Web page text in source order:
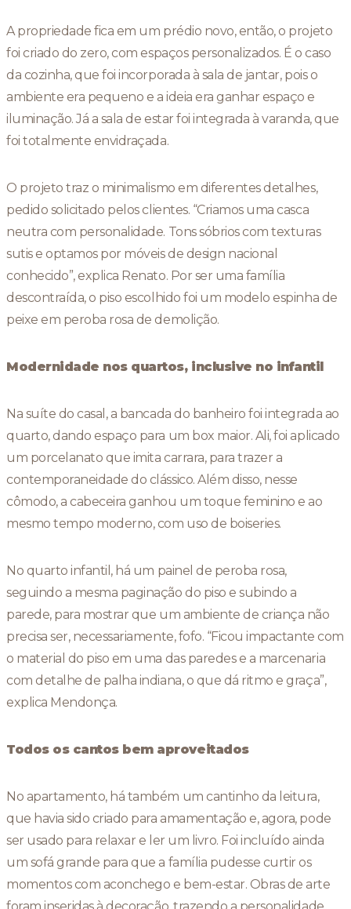
A propriedade fica em um prédio novo, então, o projeto
foi criado do zero, com espaços personalizados. É o caso
da cozinha, que foi incorporada à sala de jantar, pois o
ambiente era pequeno e a ideia era ganhar espaço e
iluminação. Já a sala de estar foi integrada à varanda, que
foi totalmente envidraçada.
O projeto traz o minimalismo em diferentes detalhes,
pedido solicitado pelos clientes. “Criamos uma casca
neutra com personalidade. Tons sóbrios com texturas
sutis e optamos por móveis de design nacional
conhecido”, explica Renato. Por ser uma família
descontraída, o piso escolhido foi um modelo espinha de
peixe em peroba rosa de demolição.
Modernidade nos quartos, inclusive no infantil
Na suíte do casal, a bancada do banheiro foi integrada ao
quarto, dando espaço para um box maior. Ali, foi aplicado
um porcelanato que imita carrara, para trazer a
contemporaneidade do clássico. Além disso, nesse
cômodo, a cabeceira ganhou um toque feminino e ao
mesmo tempo moderno, com uso de boiseries.
No quarto infantil, há um painel de peroba rosa,
seguindo a mesma paginação do piso e subindo a
parede, para mostrar que um ambiente de criança não
precisa ser, necessariamente, fofo. “Ficou impactante com
o material do piso em uma das paredes e a marcenaria
com detalhe de palha indiana, o que dá ritmo e graça”,
explica Mendonça.
Todos os cantos bem aproveitados
No apartamento, há também um cantinho da leitura,
que havia sido criado para amamentação e, agora, pode
ser usado para relaxar e ler um livro. Foi incluído ainda
um sofá grande para que a família pudesse curtir os
momentos com aconchego e bem-estar. Obras de arte